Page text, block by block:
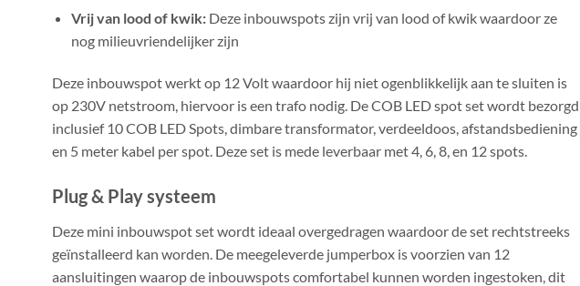
Vrij van lood of kwik:Deze inbouwspots zijn vrij van lood of kwik waardoor ze
nog milieuvriendelijker zijn
Deze inbouwspot werkt op 12 Volt waardoor hij niet ogenblikkelijk aan te sluiten is
op 230V netstroom, hiervoor is een trafo nodig. De COB LED spot set wordt bezorgd
inclusief 10 COB LED Spots, dimbare transformator, verdeeldoos, afstandsbediening
en 5 meter kabel per spot. Deze set is mede leverbaar met 4, 6, 8, en 12 spots.
Plug & Play systeem
Deze mini inbouwspot set wordt ideaal overgedragen waardoor de set rechtstreeks
geïnstalleerd kan worden. De meegeleverde jumperbox is voorzien van 12
aansluitingen waarop de inbouwspots comfortabel kunnen worden ingestoken, dit